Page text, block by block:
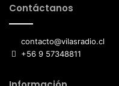
Contáctanos
contacto@vilasradio.cl
+56 9 57348811